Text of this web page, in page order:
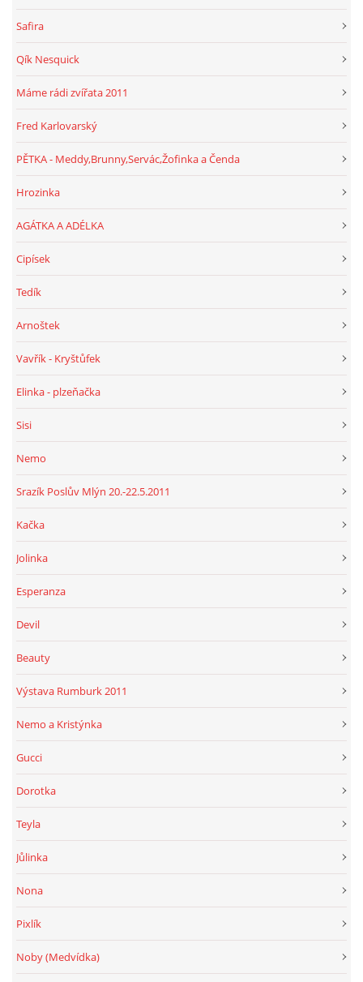
Safira
Qík Nesquick
Máme rádi zvířata 2011
Fred Karlovarský
PĚTKA - Meddy,Brunny,Servác,Žofinka a Čenda
Hrozinka
AGÁTKA A ADÉLKA
Cipísek
Tedík
Arnoštek
Vavřík - Kryštůfek
Elinka - plzeňačka
Sisi
Nemo
Srazík Poslův Mlýn 20.-22.5.2011
Kačka
Jolinka
Esperanza
Devil
Beauty
Výstava Rumburk 2011
Nemo a Kristýnka
Gucci
Dorotka
Teyla
Jůlinka
Nona
Pixlík
Noby (Medvídka)